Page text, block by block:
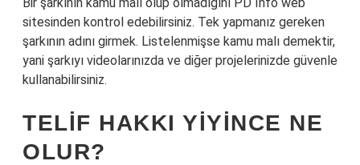
sitesinden kontrol edebilirsiniz. Tek yapmanız gereken
şarkının adını girmek. Listelenmişse kamu malı demektir,
yani şarkıyı videolarınızda ve diğer projelerinizde güvenle
kullanabilirsiniz.
TELIF HAKKI YIYINCE NE
OLUR?